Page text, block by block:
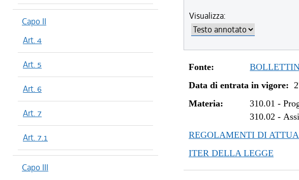
Capo II
Art. 4
Art. 5
Art. 6
Art. 7
Art. 7.1
Capo III
Visualizza:
Fonte:
Data di entrata in vigore:
Materia:
310.01 -
310.02 -
REGOLAMENTI DI
ITER DELLA LEGGE